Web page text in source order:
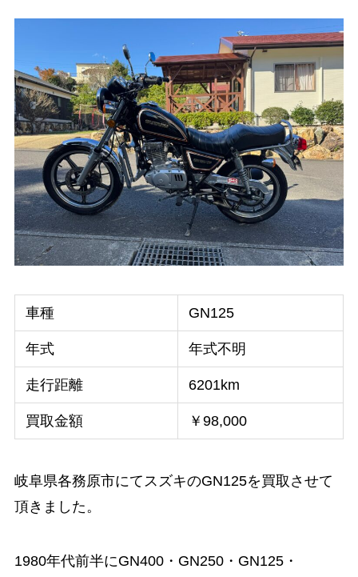
車種 GN125
年式 年式不明
走行距離 6201km
買取金額 ￥98,000
岐阜県各務原市にてスズキのGN125を買取させて
頂きました。
1980年代前半にGN400・GN250・GN125・